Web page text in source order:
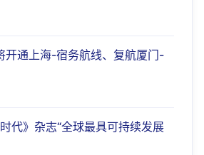
开通上海-宿务航线、复航厦门-
代》杂志“全球最具可持续发展